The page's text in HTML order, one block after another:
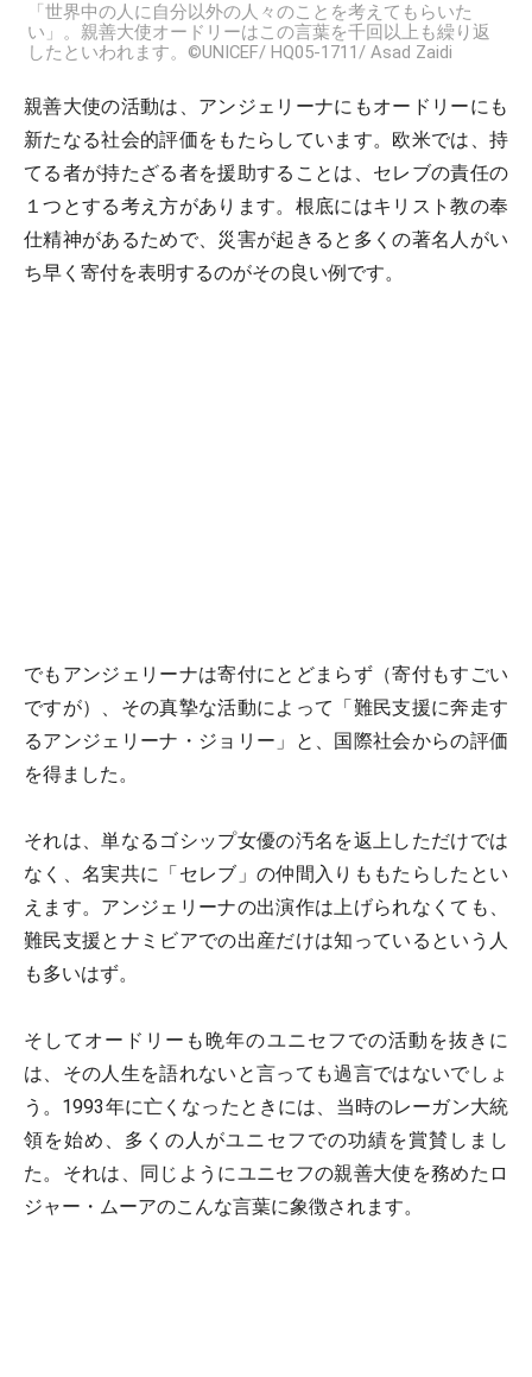
「世界中の人に自分以外の人々のことを考えてもらいた
い」。親善大使オードリーはこの言葉を千回以上も繰り返
したといわれます。©UNICEF/ HQ05-1711/ Asad Zaidi
親善大使の活動は、アンジェリーナにもオードリーにも
新たなる社会的評価をもたらしています。欧米では、持
てる者が持たざる者を援助することは、セレブの責任の
１つとする考え方があります。根底にはキリスト教の奉
仕精神があるためで、災害が起きると多くの著名人がい
ち早く寄付を表明するのがその良い例です。
でもアンジェリーナは寄付にとどまらず（寄付もすごい
ですが）、その真摯な活動によって「難民支援に奔走す
るアンジェリーナ・ジョリー」と、国際社会からの評価
を得ました。
それは、単なるゴシップ女優の汚名を返上しただけでは
なく、名実共に「セレブ」の仲間入りももたらしたとい
えます。アンジェリーナの出演作は上げられなくても、
難民支援とナミビアでの出産だけは知っているという人
も多いはず。
そしてオードリーも晩年のユニセフでの活動を抜きに
は、その人生を語れないと言っても過言ではないでしょ
う。1993年に亡くなったときには、当時のレーガン大統
領を始め、多くの人がユニセフでの功績を賞賛しまし
た。それは、同じようにユニセフの親善大使を務めたロ
ジャー・ムーアのこんな言葉に象徴されます。